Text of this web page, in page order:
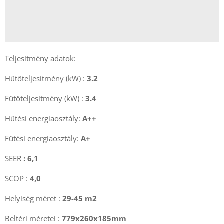
Teljesítmény adatok:
Hűtőteljesítmény (kW) : 3.2
Fűtőteljesítmény (kW) : 3.4
Hűtési energiaosztály: A++
Fűtési energiaosztály: A+
SEER : 6,1
SCOP : 4,0
Helyiség méret : 29-45 m2
Beltéri méretei : 779x260x185mm